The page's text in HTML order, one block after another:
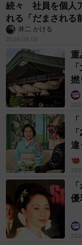
続々 社員を個人
れる「だまされる
井二 かける
2026.08.06
重
撚
違
屋
優